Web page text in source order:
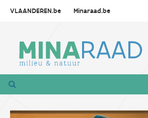
VLAANDEREN.be Minaraad.be